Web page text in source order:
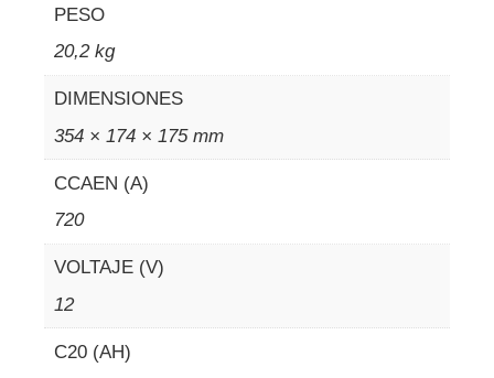
PESO
20,2 kg
DIMENSIONES
354 × 174 × 175 mm
CCAEN (A)
720
VOLTAJE (V)
12
C20 (AH)